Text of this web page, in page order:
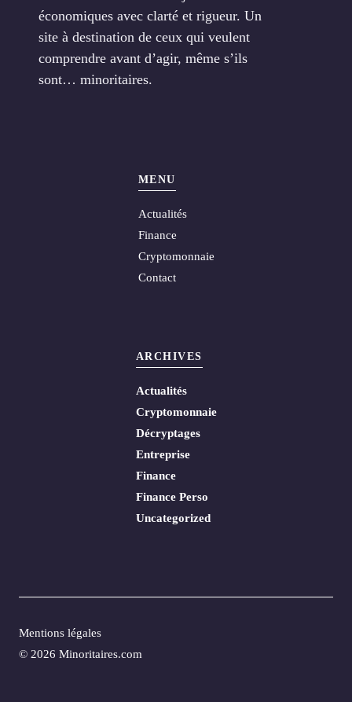
économiques avec clarté et rigueur. Un
site à destination de ceux qui veulent
comprendre avant d’agir, même s’ils
sont… minoritaires.
MENU
Actualités
Finance
Cryptomonnaie
Contact
ARCHIVES
Actualités
Cryptomonnaie
Décryptages
Entreprise
Finance
Finance Perso
Uncategorized
© 2026 Minoritaires.com
Mentions légales